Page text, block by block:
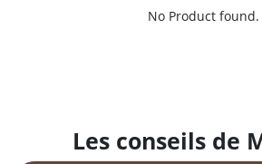
No Product found.
Les conseils de